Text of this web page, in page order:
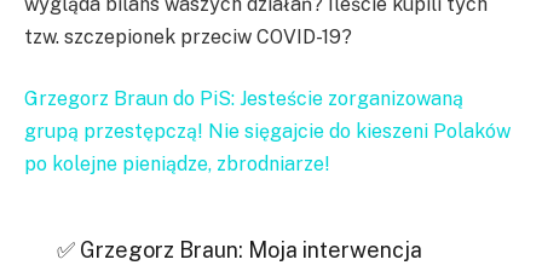
tzw. szczepionek przeciw COVID-19?
Grzegorz Braun do PiS: Jesteście zorganizowaną
grupą przestępczą! Nie sięgajcie do kieszeni Polaków
po kolejne pieniądze, zbrodniarze!
✅ Grzegorz Braun: Moja interwencja